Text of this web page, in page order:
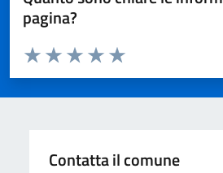
pagina?
Valuta da 1 a 5 stelle la pagina
Valuta 5 stelle su 5
Valuta 4 stelle su 5
Valuta 3 stelle su 5
Valuta 2 stelle su 5
Valuta 1 stelle su 5
Contatta il comune